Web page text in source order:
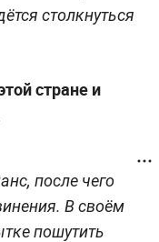
столкнуться
стране и
после чего
В своём
пошутить